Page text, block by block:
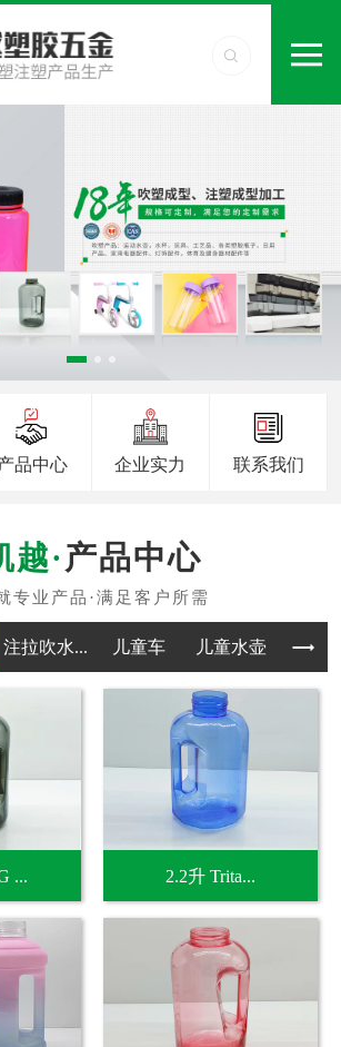
品中心 企业实力 联系我们
产品中心
注拉吹水... 儿童车 儿童水壶 吹塑
... 2.2升 Trita...